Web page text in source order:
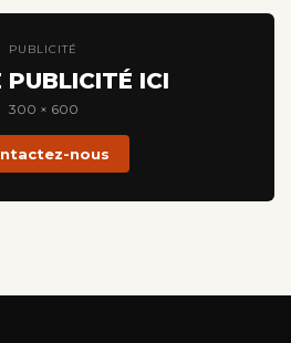
PUBLICITÉ
PUBLICITÉ ICI
300 × 600
nous